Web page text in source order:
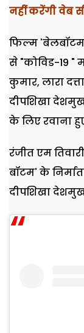
नहीं करेंगी वेब
फिल्म
से "कोविड-19 "
कुमार, लारा
दीपशिखा
के लिए रवाना
रंजीत एम
बॉटम' के
दीपशिखा